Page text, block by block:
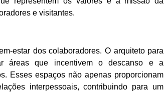
e visitantes.
estar dos colaboradores. O arquiteto para
áreas que incentivem o descanso e a
Esses espaços não apenas proporcionam
interpessoais, contribuindo para um